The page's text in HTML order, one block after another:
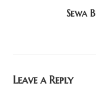
Sewa
Leave a Reply